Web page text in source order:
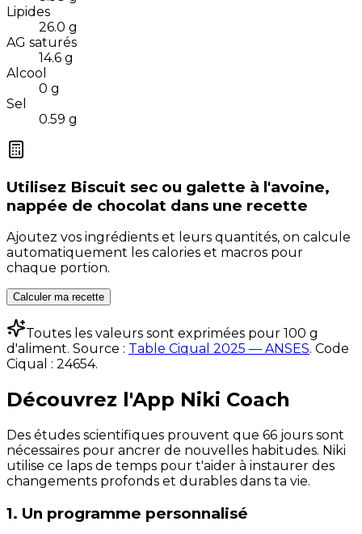
Lipides
26.0 g
AG saturés
14.6 g
Alcool
0 g
Sel
0.59 g
Utilisez Biscuit sec ou galette à l'avoine,
nappée de chocolat dans une recette
Ajoutez vos ingrédients et leurs quantités, on calcule
automatiquement les calories et macros pour
chaque portion.
Calculer ma recette
Toutes les valeurs sont exprimées pour 100 g
d'aliment. Source : Table Ciqual 2025 — ANSES. Code
Ciqual : 24654.
Découvrez l'App Niki Coach
Des études scientifiques prouvent que 66 jours sont
nécessaires pour ancrer de nouvelles habitudes. Niki
utilise ce laps de temps pour t'aider à instaurer des
changements profonds et durables dans ta vie.
1. Un programme personnalisé